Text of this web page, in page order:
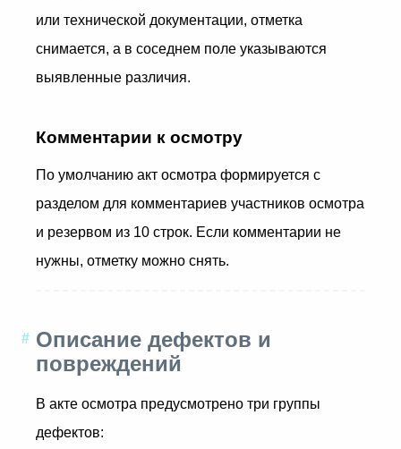
или технической документации, отметка
снимается, а в соседнем поле указываются
выявленные различия.
Комментарии к осмотру
По умолчанию акт осмотра формируется с
разделом для комментариев участников осмотра
и резервом из 10 строк. Если комментарии не
нужны, отметку можно снять.
Описание дефектов и
повреждений
В акте осмотра предусмотрено три группы
дефектов: